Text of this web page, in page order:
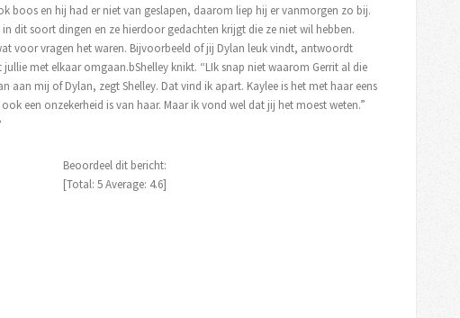
boos en hij had er niet van geslapen, daarom liep hij er vanmorgen zo bij.
dit soort dingen en ze hierdoor gedachten krijgt die ze niet wil hebben.
voor vragen het waren. Bijvoorbeeld of jij Dylan leuk vindt, antwoordt
jullie met elkaar omgaan.bShelley knikt. “LIk snap niet waarom Gerrit al die
aan mij of Dylan, zegt Shelley. Dat vind ik apart. Kaylee is het met haar eens
een onzekerheid is van haar. Maar ik vond wel dat jij het moest weten.”
Beoordeel dit bericht:
[Total: 5Average: 4.6]